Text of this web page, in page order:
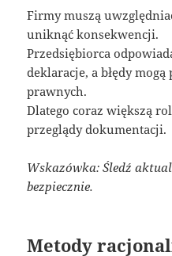
Firmy muszą
uniknąć konsekwencji.
Przedsiębiorca
deklaracje, a błędy
prawnych.
Dlatego coraz większą
przeglądy dokumentacji.
Wskazówka: Śledź
bezpiecznie.
Metody